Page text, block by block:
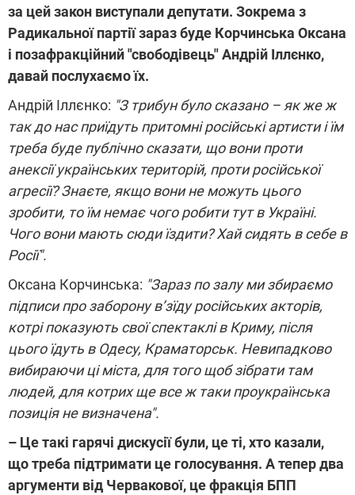
за цей закон виступали депутати. Зокрема з
Радикальної партії зараз буде Корчинська Оксана
і позафракційний "свободівець" Андрій Іллєнко,
давай послухаємо їх.
Андрій Іллєнко: "З трибун було сказано – як же ж
так до нас приїдуть притомні російські артисти і їм
треба буде публічно сказати, що вони проти
анексії українських територій, проти російської
агресії? Знаєте, якщо вони не можуть цього
зробити, то їм немає чого робити тут в Україні.
Чого вони мають сюди їздити? Хай сидять в себе в
Росії".
Оксана Корчинська: "Зараз по залу ми збираємо
підписи про заборону в’зїду російських акторів,
котрі показують свої спектаклі в Криму, після
цього їдуть в Одесу, Краматорськ. Невипадково
вибираючи ці міста, для того щоб зібрати там
людей, для котрих ще все ж таки проукраїнська
позиція не визначена".
– Це такі гарячі дискусії були, це ті, хто казали,
що треба підтримати це голосування. А тепер два
аргументи від Червакової, це фракція БПП